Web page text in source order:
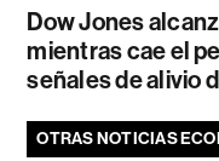
Dow Jones
mientras cae el
señales de alivio
OTRAS NOTICIAS